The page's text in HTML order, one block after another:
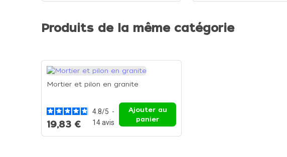
Produits de la même catégorie
Mortier et pilon en granite
4.8/5 -
14avis
19,83 €
Ajouter au
panier